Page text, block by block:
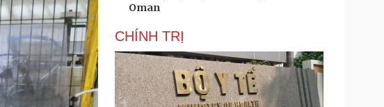
n
g
T
m
Oman
CHÍNH TRỊ